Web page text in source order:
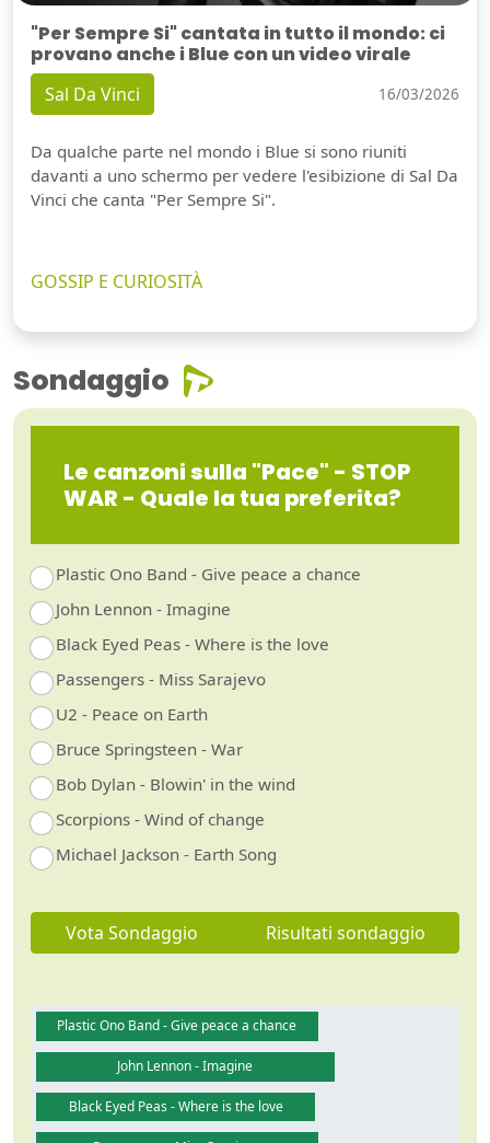
"Per Sempre Si" cantata in tutto il mondo: ci
provano anche i Blue con un video virale
Sal Da Vinci 16/03/2026
Da qualche parte nel mondo i Blue si sono riuniti
davanti a uno schermo per vedere l'esibizione di Sal Da
Vinci che canta "Per Sempre Si".
GOSSIP E CURIOSITÀ
Sondaggio
Le canzoni sulla "Pace" - STOP
WAR - Quale la tua preferita?
Plastic Ono Band - Give peace a chance
John Lennon - Imagine
Black Eyed Peas - Where is the love
Passengers - Miss Sarajevo
U2 - Peace on Earth
Bruce Springsteen - War
Bob Dylan - Blowin' in the wind
Scorpions - Wind of change
Michael Jackson - Earth Song
Vota Sondaggio Risultati sondaggio
Plastic Ono Band - Give peace a chance
John Lennon - Imagine
Black Eyed Peas - Where is the love